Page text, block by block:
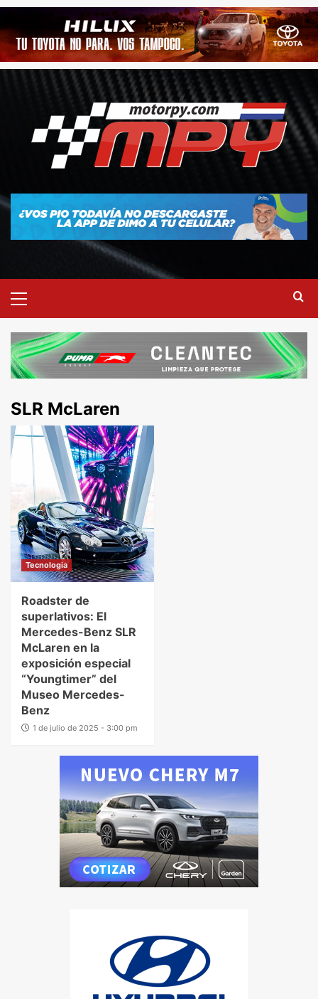
SLR McLaren
Tecnologia
Roadster de
superlativos: El
Mercedes-Benz SLR
McLaren en la
exposición especial
“Youngtimer” del
Museo Mercedes-
Benz
1 de julio de 2025 - 3:00 pm